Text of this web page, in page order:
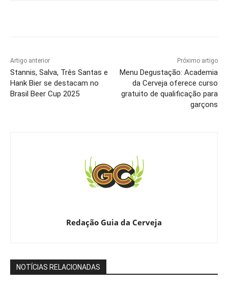
Artigo anterior
Stannis, Salva, Três Santas e
Hank Bier se destacam no
Brasil Beer Cup 2025
Próximo artigo
Menu Degustação: Academia
da Cerveja oferece curso
gratuito de qualificação para
garçons
Redação Guia da Cerveja
NOTÍCIAS RELACIONADAS